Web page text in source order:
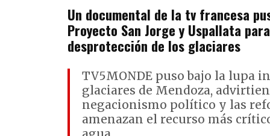
Un documental de la tv francesa
Proyecto San Jorge y Uspallata
desprotección de los glaciares
TV5MONDE puso bajo la lupa
glaciares de Mendoza,
negacionismo político y las
amenazan el recurso más